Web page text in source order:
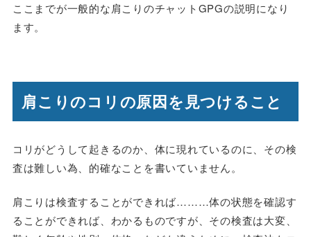
ここまでが一般的な肩こりのチャットGPGの説明になり
ます。
肩こりのコリの原因を見つけること
コリがどうして起きるのか、体に現れているのに、その検
査は難しい為、的確なことを書いていません。
肩こりは検査することができれば………体の状態を確認す
ることができれば、わかるものですが、その検査は大変、